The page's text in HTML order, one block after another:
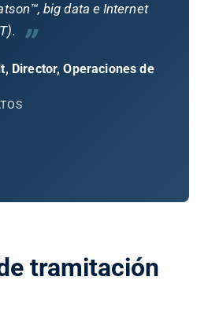
big data e Internet
”
Director, Operaciones de
tramitación